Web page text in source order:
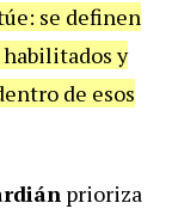
se definen
y
de esos
prioriza